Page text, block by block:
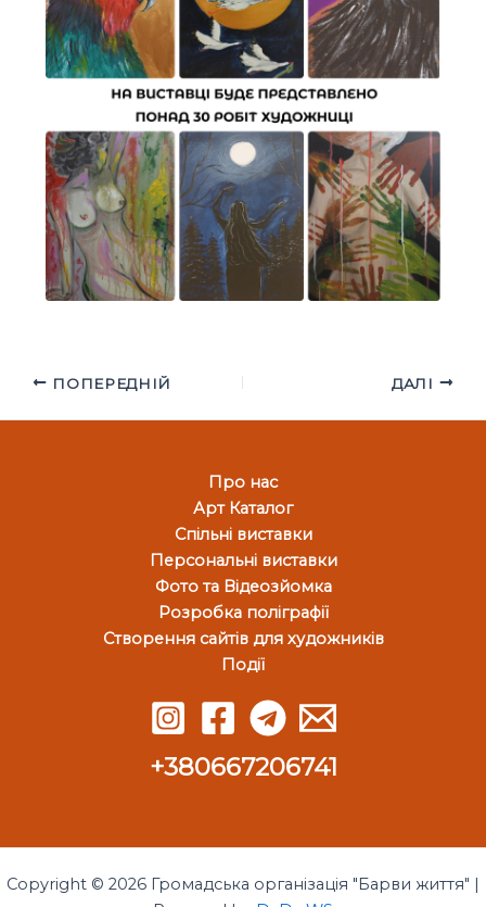
ПОПЕРЕДНІЙ ДАЛІ
Про нас
Арт Каталог
Спільні виставки
Персональні виставки
Фото та Відеозйомка
Розробка поліграфії
Створення сайтів для художників
Події
+380667206741
Copyright © 2026 Громадська організація "Барви життя" |